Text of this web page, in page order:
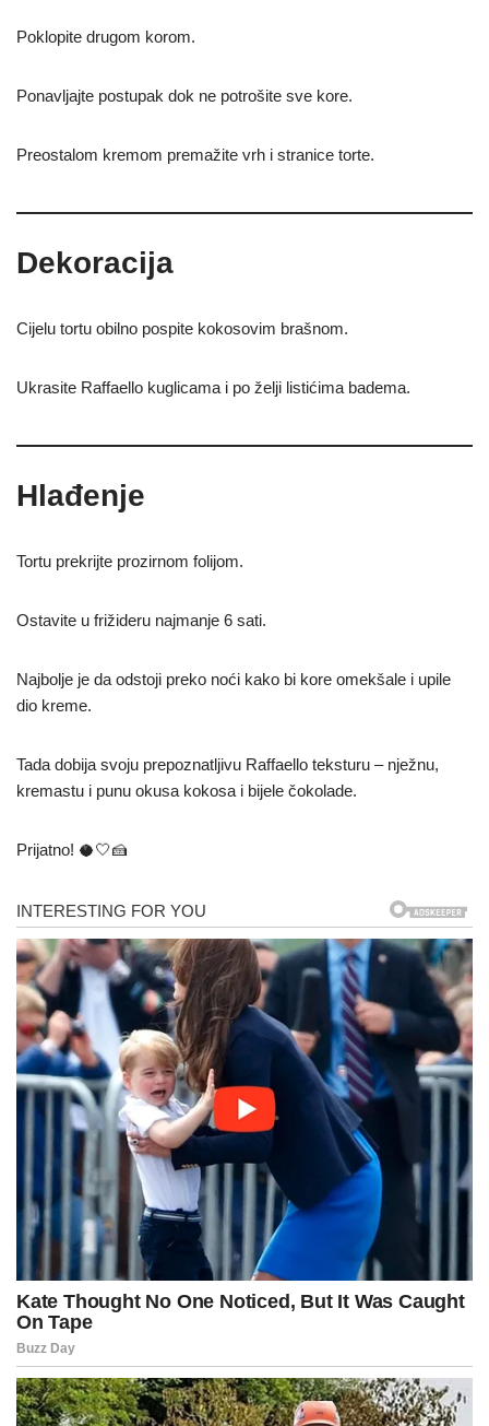
Poklopite drugom korom.
Ponavljajte postupak dok ne potrošite sve kore.
Preostalom kremom premažite vrh i stranice torte.
Dekoracija
Cijelu tortu obilno pospite kokosovim brašnom.
Ukrasite Raffaello kuglicama i po želji listićima badema.
Hlađenje
Tortu prekrijte prozirnom folijom.
Ostavite u frižideru najmanje 6 sati.
Najbolje je da odstoji preko noći kako bi kore omekšale i upile
dio kreme.
Tada dobija svoju prepoznatljivu Raffaello teksturu – nježnu,
kremastu i punu okusa kokosa i bijele čokolade.
Prijatno! 🥥🤍🍰